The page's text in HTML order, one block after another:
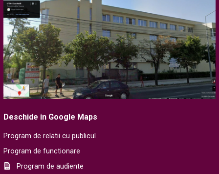
Deschide in Google Maps
Program de relatii cu publicul
Program de functionare
Program de audiente